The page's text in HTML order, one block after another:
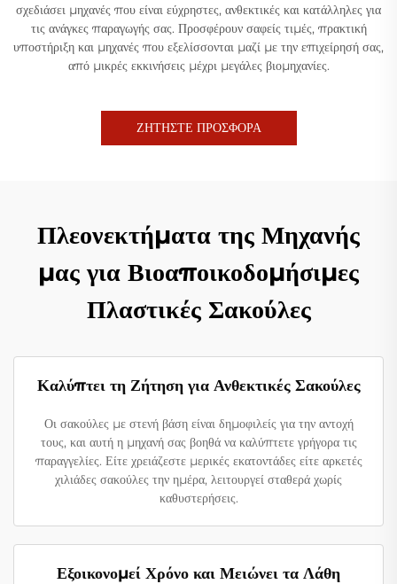
σχεδιάσει μηχανές που είναι εύχρηστες, ανθεκτικές και κατάλληλες για
τις ανάγκες παραγωγής σας. Προσφέρουν σαφείς τιμές, πρακτική
υποστήριξη και μηχανές που εξελίσσονται μαζί με την επιχείρησή σας,
από μικρές εκκινήσεις μέχρι μεγάλες βιομηχανίες.
ΖΗΤΗΣΤΕ ΠΡΟΣΦΟΡΑ
Πλεονεκτήματα της Μηχανής
μας για Βιοαποικοδομήσιμες
Πλαστικές Σακούλες
Καλύπτει τη Ζήτηση για Ανθεκτικές Σακούλες
Οι σακούλες με στενή βάση είναι δημοφιλείς για την αντοχή
τους, και αυτή η μηχανή σας βοηθά να καλύπτετε γρήγορα τις
παραγγελίες. Είτε χρειάζεστε μερικές εκατοντάδες είτε αρκετές
χιλιάδες σακούλες την ημέρα, λειτουργεί σταθερά χωρίς
καθυστερήσεις.
Εξοικονομεί Χρόνο και Μειώνει τα Λάθη